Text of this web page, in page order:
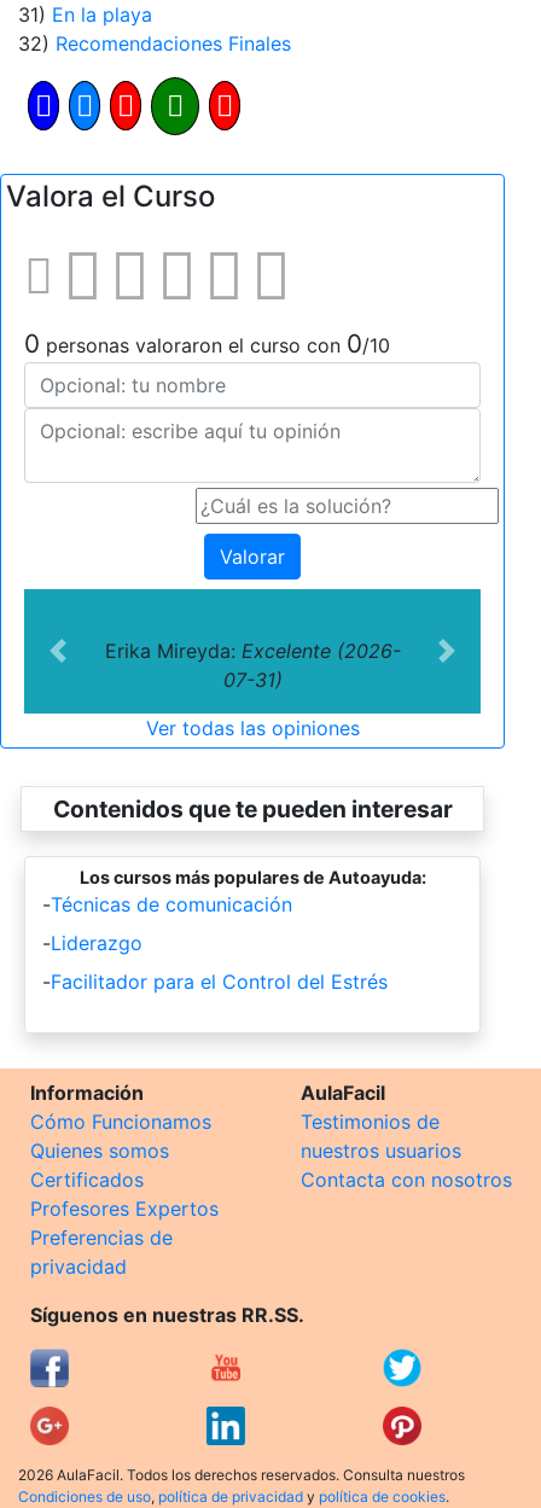
31) En la playa
32) Recomendaciones Finales
Valora el Curso
0 personas valoraron el curso con 0/10
Valorar
Erika Mireyda: Excelente (2026-
07-31)
Previous Next
Ver todas las opiniones
Contenidos que te pueden interesar
Los cursos más populares de Autoayuda:
-Técnicas de comunicación
-Liderazgo
-Facilitador para el Control del Estrés
Información
Cómo Funcionamos
Quienes somos
Certificados
Profesores Expertos
Preferencias de
privacidad
AulaFacil
Testimonios de
nuestros usuarios
Contacta con nosotros
Síguenos en nuestras RR.SS.
2026 AulaFacil. Todos los derechos reservados. Consulta nuestros
Condiciones de uso, política de privacidad y política de cookies.